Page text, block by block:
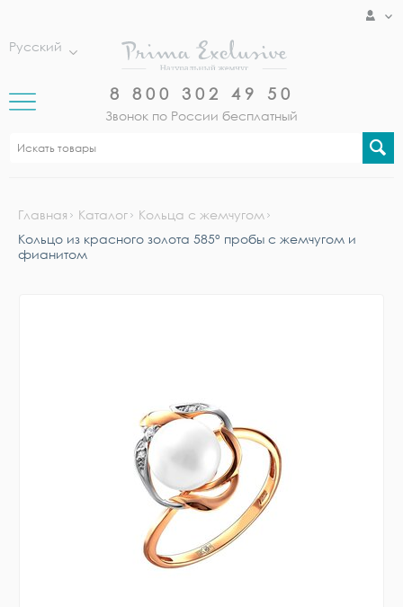
Русский
8 800 302 49 50
Звонок по России бесплатный
Главная Каталог
Кольца с жемчугом
Кольцо из красного золота 585° пробы с жемчугом и
фианитом